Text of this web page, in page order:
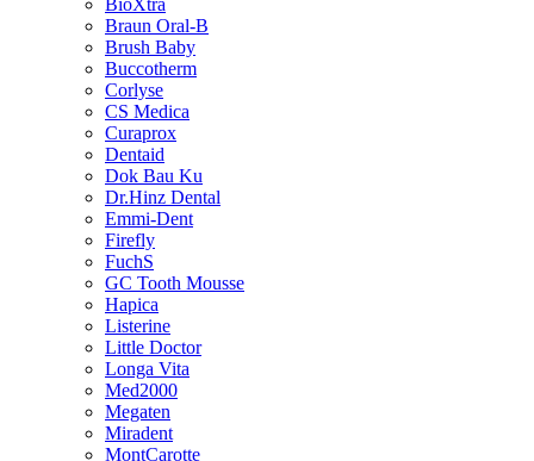
BioXtra
Braun Oral-B
Brush Baby
Buccotherm
Corlyse
CS Medica
Curaprox
Dentaid
Dok Bau Ku
Dr.Hinz Dental
Emmi-Dent
Firefly
FuchS
GC Tooth Mousse
Hapica
Listerine
Little Doctor
Longa Vita
Med2000
Megaten
Miradent
MontCarotte